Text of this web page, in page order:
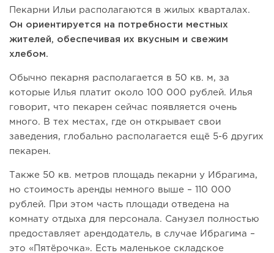
Пекарни Ильи располагаются в жилых кварталах.
Он ориентируется на потребности местных
жителей, обеспечивая их вкусным и свежим
хлебом.
Обычно пекарня располагается в 50 кв. м, за
которые Илья платит около 100 000 рублей. Илья
говорит, что пекарен сейчас появляется очень
много. В тех местах, где он открывает свои
заведения, глобально располагается ещё 5-6 других
пекарен.
Также 50 кв. метров площадь пекарни у Ибрагима,
но стоимость аренды немного выше – 110 000
рублей. При этом часть площади отведена на
комнату отдыха для персонала. Санузел полностью
предоставляет арендодатель, в случае Ибрагима –
это «Пятёрочка». Есть маленькое складское